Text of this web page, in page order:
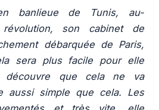
banlieue de Tunis, au-
son cabinet de
débarquée de Paris,
sera plus facile pour elle
découvre que cela ne va
aussi simple que cela. Les